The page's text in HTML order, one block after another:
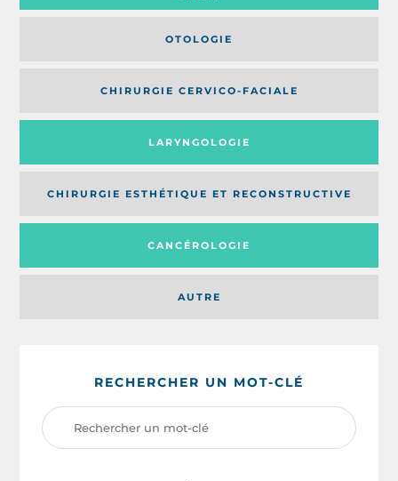
OTOLOGIE
CHIRURGIE CERVICO-FACIALE
AUTRE
LARYNGOLOGIE
CHIRURGIE ESTHÉTIQUE ET RECONSTRUCTIVE
CANCÉROLOGIE
RECHERCHER UN MOT-CLÉ